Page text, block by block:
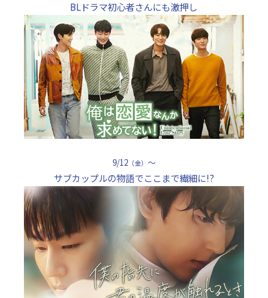
BLドラマ初心者さんにも激押し
9/12（金） ～
サブカップルの物語でここまで繊細に!?